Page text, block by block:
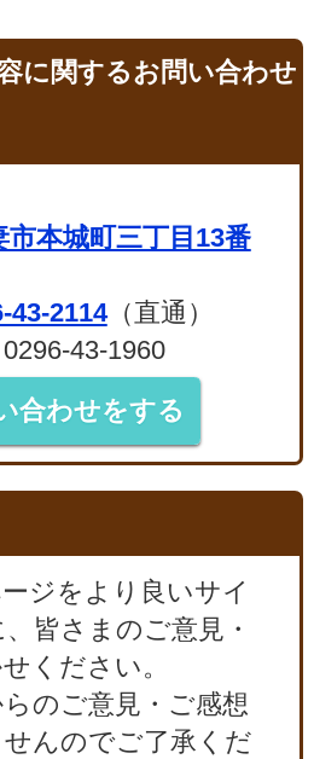
に関するお問い合わせ
市本城町三丁目13番
43-2114（直通）
43-1960
合わせをする
ジをより良いサイ
皆さまのご意見・
ください。
のご意見・ご感想
んのでご了承くだ